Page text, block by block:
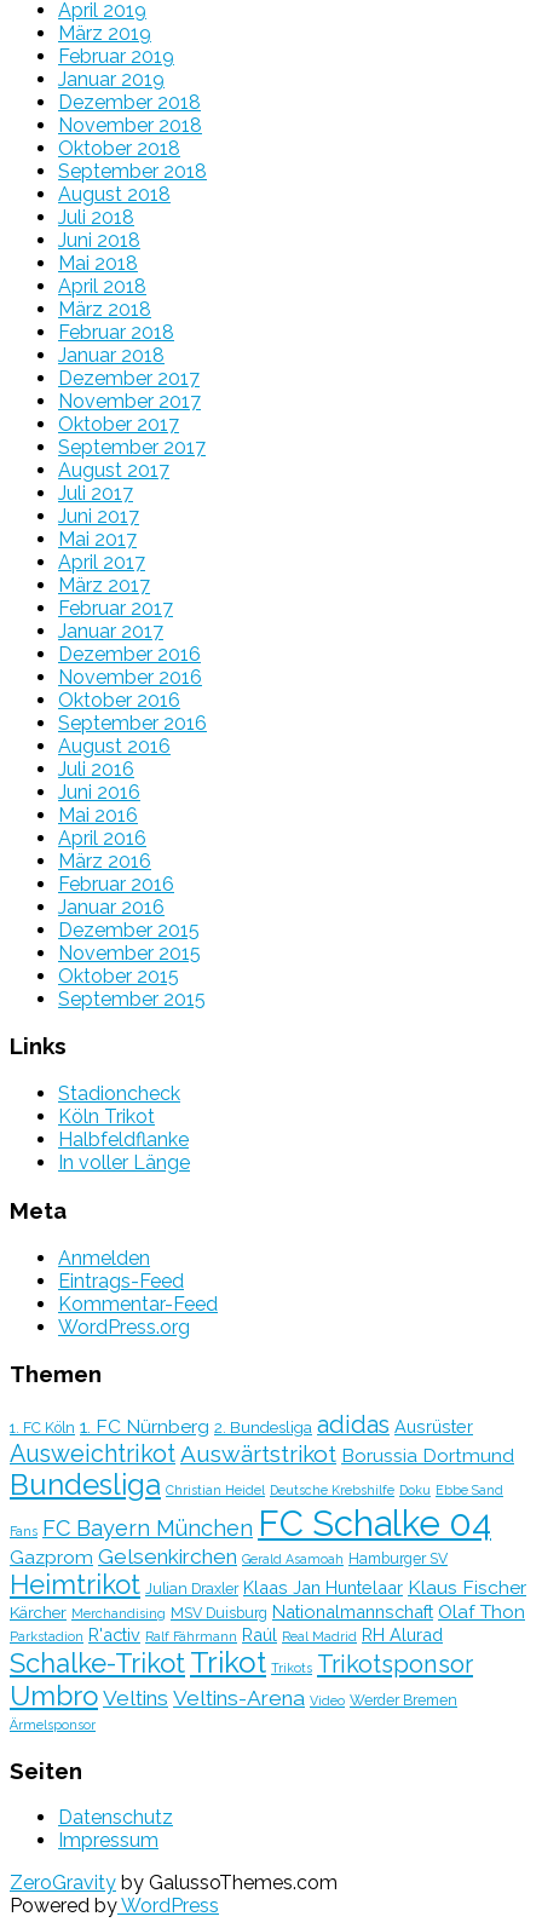
April 2019
März 2019
Februar 2019
Januar 2019
Dezember 2018
November 2018
Oktober 2018
September 2018
August 2018
Juli 2018
Juni 2018
Mai 2018
April 2018
März 2018
Februar 2018
Januar 2018
Dezember 2017
November 2017
Oktober 2017
September 2017
August 2017
Juli 2017
Juni 2017
Mai 2017
April 2017
März 2017
Februar 2017
Januar 2017
Dezember 2016
November 2016
Oktober 2016
September 2016
August 2016
Juli 2016
Juni 2016
Mai 2016
April 2016
März 2016
Februar 2016
Januar 2016
Dezember 2015
November 2015
Oktober 2015
September 2015
Links
Stadioncheck
Köln Trikot
Halbfeldflanke
In voller Länge
Meta
Anmelden
Eintrags-Feed
Kommentar-Feed
WordPress.org
Themen
1. FC Köln 1. FC Nürnberg 2. Bundesliga adidas Ausrüster
AusweichtrikotAuswärtstrikot Borussia Dortmund
Bundesliga Christian Heidel Deutsche Krebshilfe Doku Ebbe Sand
Fans FC Bayern München FC Schalke 04
Gazprom Gelsenkirchen Gerald Asamoah Hamburger SV
Heimtrikot Julian Draxler Klaas Jan Huntelaar Klaus Fischer
Kärcher Merchandising MSV Duisburg Nationalmannschaft Olaf Thon
Parkstadion R'activ Ralf Fährmann Raúl Real Madrid RH Alurad
Schalke-TrikotTrikot Trikots Trikotsponsor
Umbro Veltins Veltins-Arena Video Werder Bremen
Ärmelsponsor
Seiten
Datenschutz
Impressum
ZeroGravity by GalussoThemes.com
Powered byWordPress